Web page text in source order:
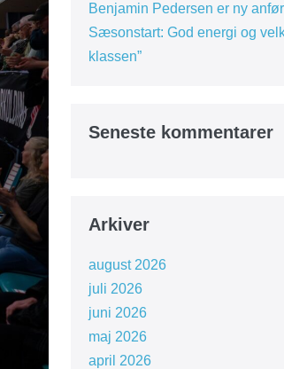
Benjamin Pedersen er ny
Sæsonstart: God energi og
klassen”
Seneste kommentarer
Arkiver
august 2026
juli 2026
juni 2026
maj 2026
april 2026